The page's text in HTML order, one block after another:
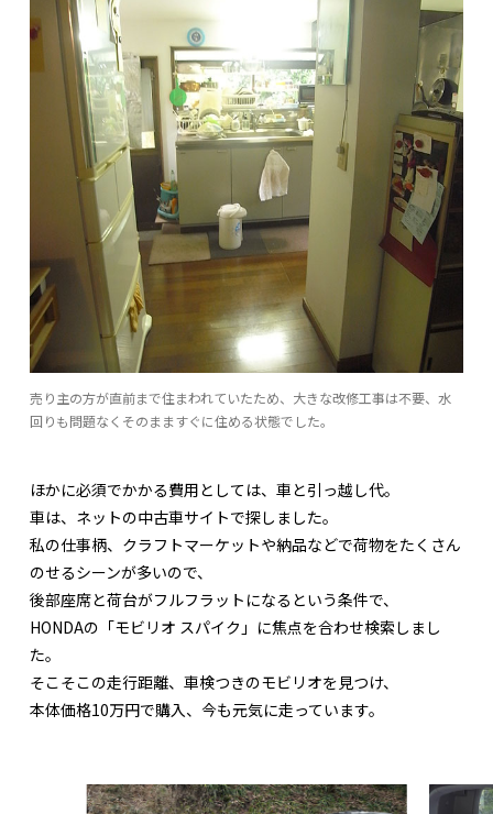
売り主の方が直前まで住まわれていたため、大きな改修工事は不要、水
回りも問題なくそのまますぐに住める状態でした。
ほかに必須でかかる費用としては、車と引っ越し代。
車は、ネットの中古車サイトで探しました。
私の仕事柄、クラフトマーケットや納品などで荷物をたくさん
のせるシーンが多いので、
後部座席と荷台がフルフラットになるという条件で、
HONDAの「モビリオ スパイク」に焦点を合わせ検索しまし
た。
そこそこの走行距離、車検つきのモビリオを見つけ、
本体価格10万円で購入、今も元気に走っています。